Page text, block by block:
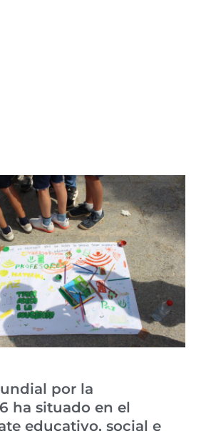
por la
ha situado en el
educativo, social e